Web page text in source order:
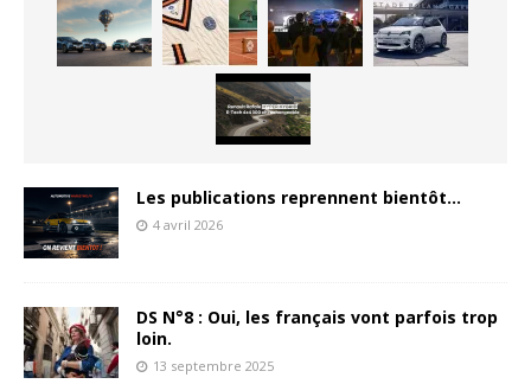
Les publications reprennent bientôt…
4 avril 2026
DS N°8 : Oui, les français vont parfois trop
loin.
13 septembre 2025